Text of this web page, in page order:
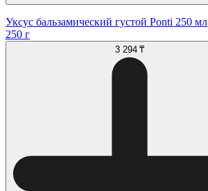
Уксус бальзамический густой Ponti 250 мл
250 г
3 294 ₸